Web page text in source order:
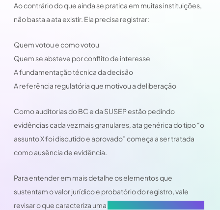
Ao contrário do que ainda se pratica em muitas instituições,
não basta a ata existir. Ela precisa registrar:
Quem votou e como votou
Quem se absteve por conflito de interesse
A fundamentação técnica da decisão
A referência regulatória que motivou a deliberação
Como auditorias do BC e da SUSEP estão pedindo
evidências cada vez mais granulares, ata genérica do tipo “o
assunto X foi discutido e aprovado” começa a ser tratada
como ausência de evidência.
Para entender em mais detalhe os elementos que
sustentam o valor jurídico e probatório do registro, vale
revisar o que caracteriza uma